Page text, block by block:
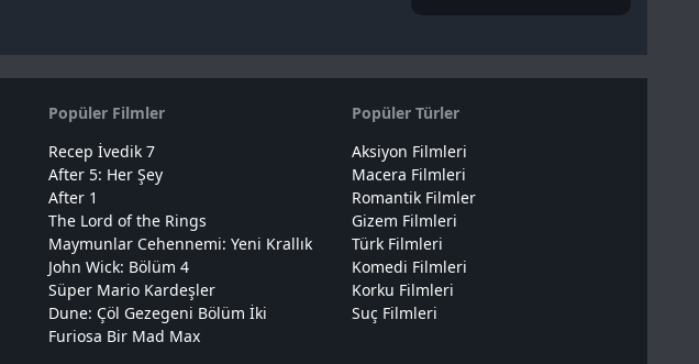
Popüler Filmler
Recep İvedik 7
After 5: Her Şey
After 1
The Lord of the Rings
Maymunlar Cehennemi: Yeni Krallık
John Wick: Bölüm 4
Süper Mario Kardeşler
Dune: Çöl Gezegeni Bölüm İki
Furiosa Bir Mad Max
Popüler Türler
Aksiyon Filmleri
Macera Filmleri
Romantik Filmler
Gizem Filmleri
Türk Filmleri
Komedi Filmleri
Korku Filmleri
Suç Filmleri